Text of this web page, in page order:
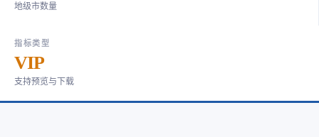
地级市数量
指标类型
VIP
支持预览与下载